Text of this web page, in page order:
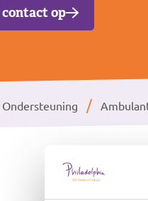
contact op
Ondersteuning